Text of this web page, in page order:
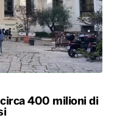
400 milioni di